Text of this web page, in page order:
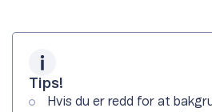
Tips!
Hvis du er redd for at